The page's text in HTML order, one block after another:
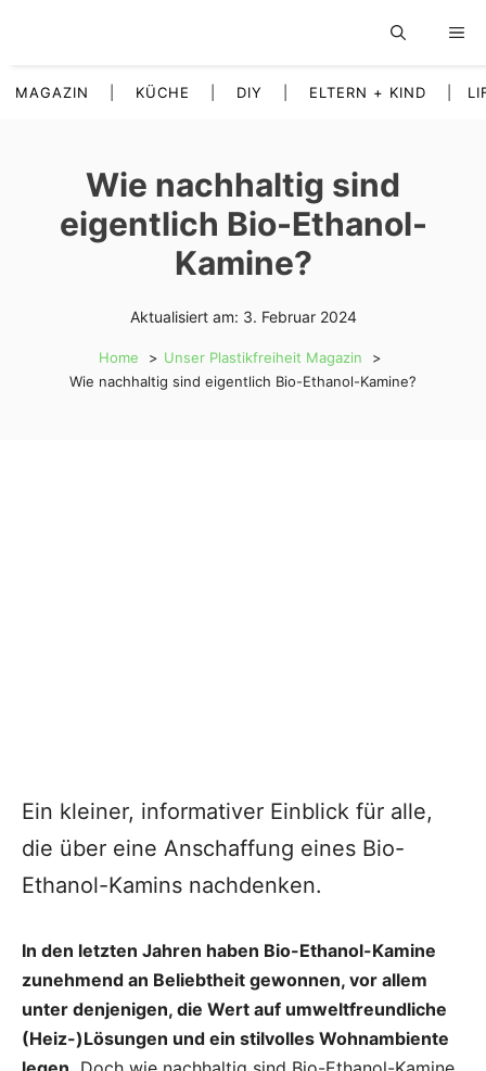
MAGAZIN KÜCHE DIY ELTERN + KIND
Wie nachhaltig sind
eigentlich Bio-Ethanol-
Kamine?
Aktualisiert am: 3. Februar 2024
Home
Unser Plastikfreiheit Magazin
Wie nachhaltig sind eigentlich Bio-Ethanol-Kamine?
Ein kleiner, informativer Einblick für alle,
die über eine Anschaffung eines Bio-
Ethanol-Kamins nachdenken.
In den letzten Jahren haben Bio-Ethanol-Kamine
zunehmend an Beliebtheit gewonnen, vor allem
unter denjenigen, die Wert auf umweltfreundliche
(Heiz-)Lösungen und ein stilvolles Wohnambiente